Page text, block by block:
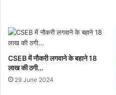
CSEB में नौकरी लगवाने के बहाने 18
लाख की ठगी…
29 June 2024